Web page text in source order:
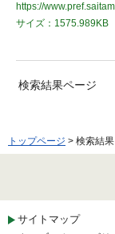
https://
サイズ：1575.989KB
検索結果ページ
トップページ > 検索結果
サイトマップ